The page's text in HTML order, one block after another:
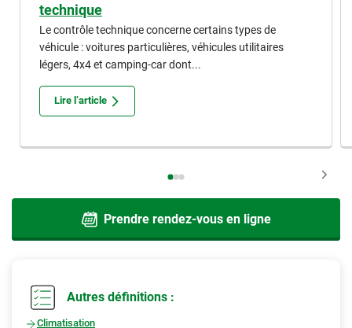
Autres définitions :
Climatisation
technique
Le contrôle technique concerne certains types de
véhicule : voitures particulières, véhicules utilitaires
légers, 4x4 et camping-car dont...
Lire l’article
Prendre rendez-vous en ligne